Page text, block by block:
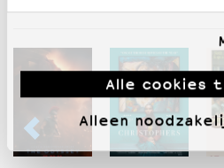
Alle cookies
Alleen